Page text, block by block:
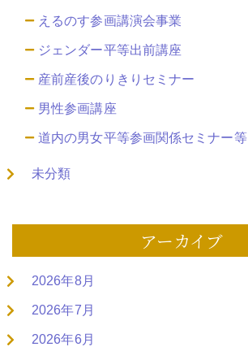
えるのす参画講演会事業
ジェンダー平等出前講座
産前産後のりきりセミナー
男性参画講座
道内の男女平等参画関係セミナー等
未分類
アーカイブ
2026年8月
2026年7月
2026年6月